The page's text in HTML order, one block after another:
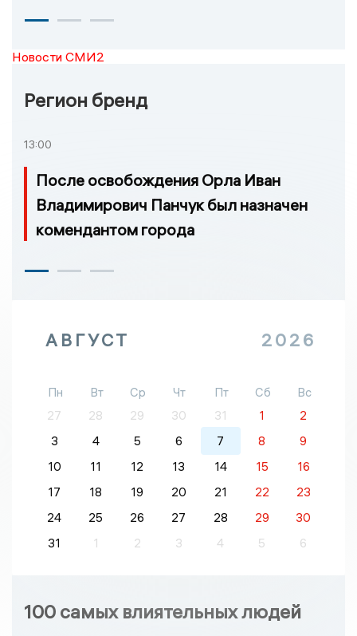
Новости СМИ2
Регион бренд
13:00
После освобождения Орла Иван
Владимирович Панчук был назначен
комендантом города
АВГУСТ 2026
Пн Вт Ср Чт Пт Сб
Вс
27
28 29 30 31 1
2
3
4 5 6 7 8
9
10
11 12 13 14 15
16
17
18 19 20 21 22
23
24
25 26 27 28 29
30
31
1 2 3 4 5 6
100 самых влиятельных людей